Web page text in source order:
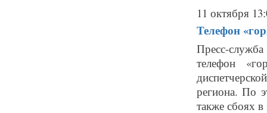
11 октября
Телефон
Пресс-служба
телефон
региона. По
также сбоях в